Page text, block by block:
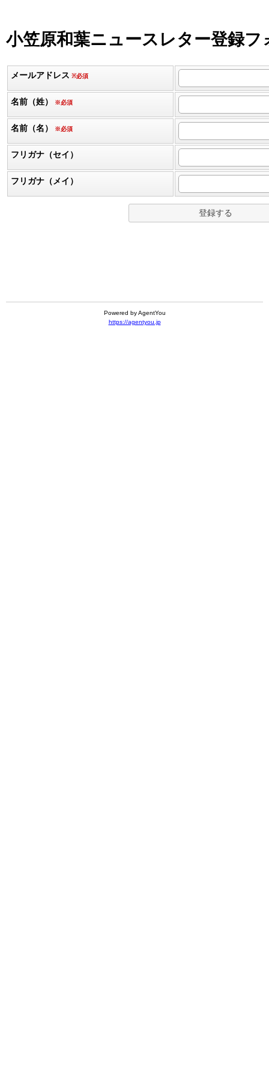
小笠原和葉ニュースレター登録フ
メールアドレス ※必須
名前（姓） ※必須
名前（名） ※必須
フリガナ（セイ）
フリガナ（メイ）
Powered by AgentYou
https://agentyou.jp